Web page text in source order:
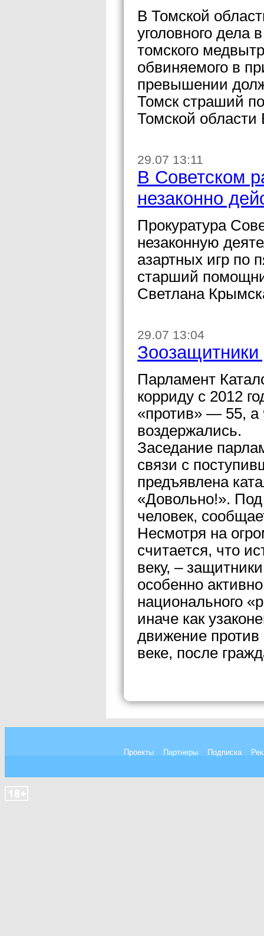
В Томской
уголовного
томского
обвиняемого в
превышении
Томск страший
Томской
29.07 13:11
В Советском
незаконно
Прокуратура
незаконную
азартных игр по
старший
Светлана
29.07 13:04
Парламент
корриду с 2012
«против» — 55, а
воздержались.
Заседание
связи с
предъявлена
«Довольно!».
человек,
Несмотря на
считается, что
веку, –
особенно
национального
иначе как
движение
веке, после
Проекты Партнеры Подписка